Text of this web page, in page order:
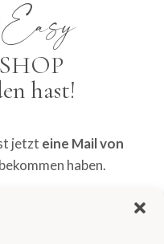
hast!
jetzt eine Mail von
haben.